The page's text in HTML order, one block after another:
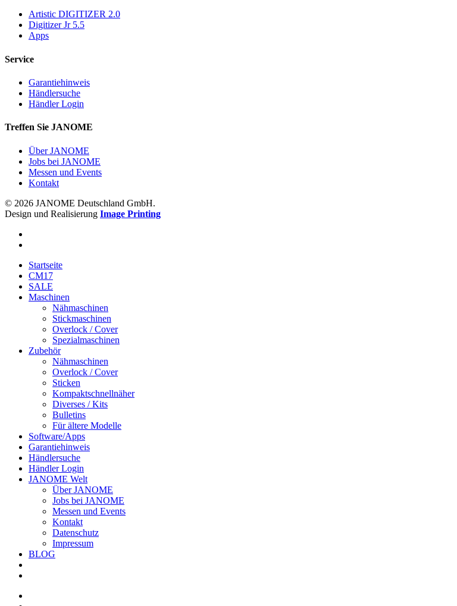
Artistic DIGITIZER 2.0
Digitizer Jr 5.5
Apps
Service
Garantiehinweis
Händlersuche
Händler Login
Treffen Sie JANOME
Über JANOME
Jobs bei JANOME
Messen und Events
Kontakt
© 2026 JANOME Deutschland GmbH.
Design und Realisierung Image Printing
Startseite
CM17
SALE
Maschinen
Nähmaschinen
Stickmaschinen
Overlock / Cover
Spezialmaschinen
Zubehör
Nähmaschinen
Overlock / Cover
Sticken
Kompaktschnellnäher
Diverses / Kits
Bulletins
Für ältere Modelle
Software/Apps
Garantiehinweis
Händlersuche
Händler Login
JANOME Welt
Über JANOME
Jobs bei JANOME
Messen und Events
Kontakt
Datenschutz
Impressum
BLOG